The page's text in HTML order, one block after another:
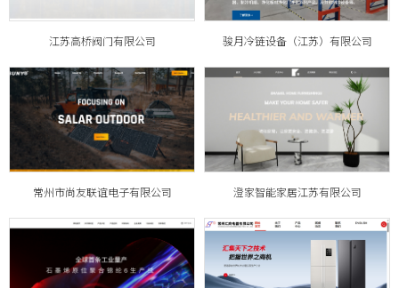
江苏高桥阀门有限公司 骏月冷链设备（江苏）有限公司
常州市尚友联谊电子有限公司 澄家智能家居江苏有限公司